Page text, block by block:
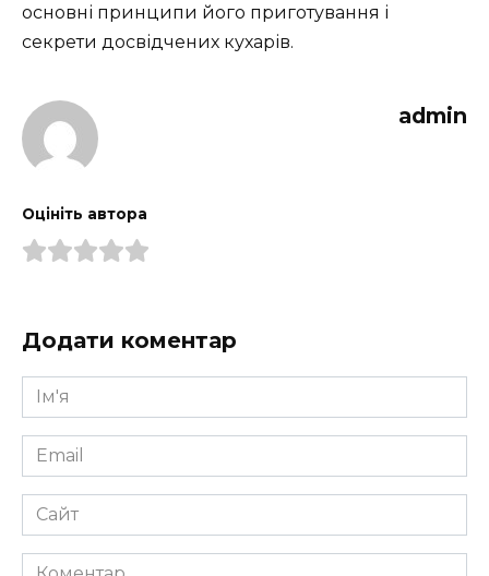
основні принципи його приготування і
секрети досвідчених кухарів.
admin
Оцініть автора
Додати коментар
Ім'я
*
Email
*
Сайт
Коментар